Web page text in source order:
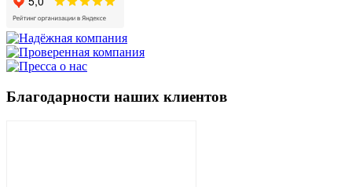
Благодарности наших клиентов